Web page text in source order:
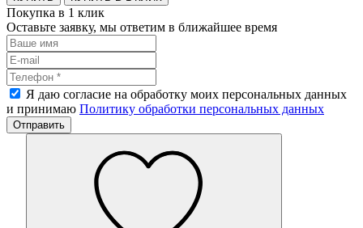
Покупка в 1 клик
Оставьте заявку, мы ответим в ближайшее время
Я даю согласие на обработку моих персональных данных
и принимаю Политику обработки персональных данных
Отправить